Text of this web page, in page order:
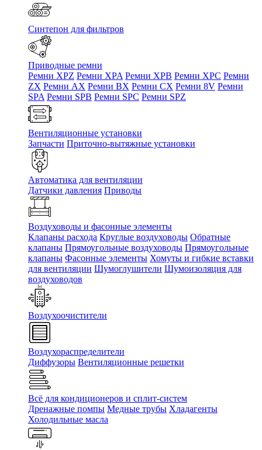
Синтепон для фильтров
Приводные ремни
Ремни XPZ Ремни XPA Ремни XPB Ремни XPC Ремни
ZX Ремни AX Ремни BX Ремни CX Ремни 8V Ремни
SPA Ремни SPB Ремни SPC Ремни SPZ
Вентиляционные установки
Запчасти Приточно-вытяжные установки
Автоматика для вентиляции
Датчики давления Приводы
Воздуховоды и фасонные элементы
Клапаны расхода Круглые воздуховоды Обратные
клапаны Прямоугольные воздуховоды Прямоугольные
клапаны Фасонные элементы Хомуты и гибкие вставки
для вентиляции Шумоглушители Шумоизоляция для
воздуховодов
Воздухоочистители
Воздухораспределители
Диффузоры Вентиляционные решетки
Всё для кондиционеров и сплит-систем
Дренажные помпы Медные трубы Хладагенты
Холодильные масла